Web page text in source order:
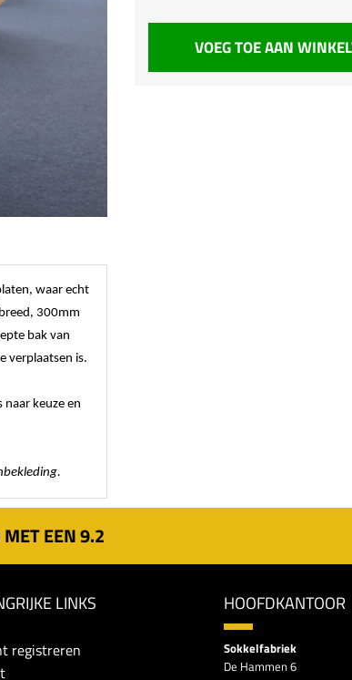
waar echt
300mm
bak van
verplaatsen is.
keuze en
VOEG TOE AAN
EEN9.2
LINKS
registreren
HOOFDKANTOOR
Sokkelfabriek
De Hammen 6